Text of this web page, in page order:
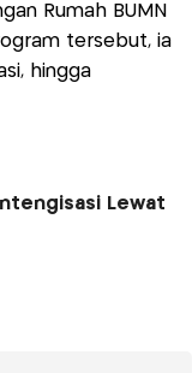
Rumah BUMN
tersebut, ia
hingga
Lewat